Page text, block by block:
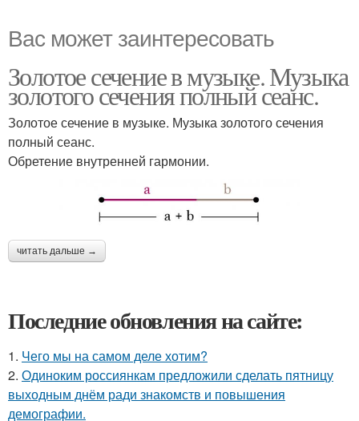
Вас может заинтересовать
Золотое сечение в музыке. Музыка
золотого сечения полный сеанс.
Золотое сечение в музыке. Музыка золотого сечения
полный сеанс.
Обретение внутренней гармонии.
читать дальше →
Последние обновления на сайте:
1. Чего мы на самом деле хотим?
2. Одиноким россиянкам предложили сделать пятницу
выходным днём ради знакомств и повышения
демографии.